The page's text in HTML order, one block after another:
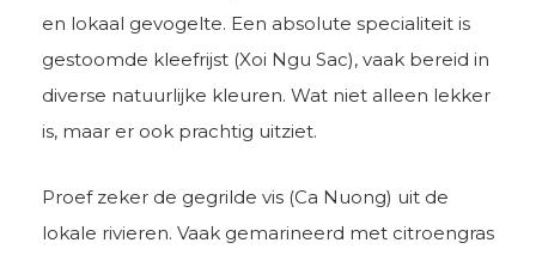
en lokaal gevogelte. Een absolute specialiteit is
gestoomde kleefrijst (Xoi Ngu Sac), vaak bereid in
diverse natuurlijke kleuren. Wat niet alleen lekker
is, maar er ook prachtig uitziet.
Proef zeker de gegrilde vis (Ca Nuong) uit de
lokale rivieren. Vaak gemarineerd met citroengras